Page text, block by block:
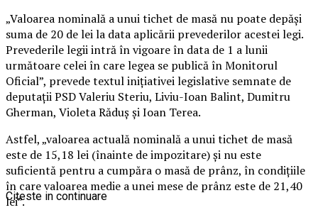
„Valoarea nominală a unui tichet de masă nu poate depăşi
suma de 20 de lei la data aplicării prevederilor acestei legi.
Prevederile legii intră în vigoare în data de 1 a lunii
următoare celei în care legea se publică în Monitorul
Oficial”, prevede textul iniţiativei legislative semnate de
deputaţii PSD Valeriu Steriu, Liviu-Ioan Balint, Dumitru
Gherman, Violeta Răduş şi Ioan Terea.
Astfel, „valoarea actuală nominală a unui tichet de masă
este de 15,18 lei (înainte de impozitare) şi nu este
suficientă pentru a cumpăra o masă de prânz, în condiţiile
în care valoarea medie a unei mese de prânz este de 21,40
lei”.
Citeste in continuare